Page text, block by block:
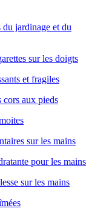
jardinage et du
sur les doigts
et fragiles
cors aux pieds
sur les mains
pour les mains
sur les mains